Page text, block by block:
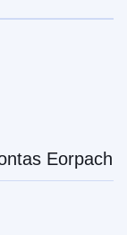
Eorpach